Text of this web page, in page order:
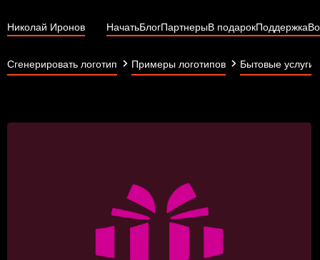
Николай Иронов НачатьБлогПартнерыВ подарокПоддержка
Сгенерировать логотип Примеры логотипов Бытовые услуги